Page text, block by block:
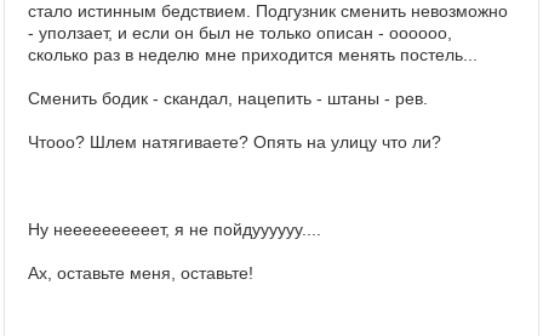
стало истинным бедствием. Подгузник сменить невозможно
- уползает, и если он был не только описан - оооооо,
сколько раз в неделю мне приходится менять постель...
Сменить бодик - скандал, нацепить - штаны - рев.
Чтооо? Шлем натягиваете? Опять на улицу что ли?
Ну неееееееееет, я не пойдуууууу....
Ах, оставьте меня, оставьте!